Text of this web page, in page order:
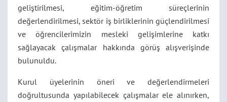
geliştirilmesi, eğitim-öğretim süreçlerinin
değerlendirilmesi, sektör iş birliklerinin güçlendirilmesi
ve öğrencilerimizin mesleki gelişimlerine katkı
sağlayacak çalışmalar hakkında görüş alışverişinde
bulunuldu.
Kurul üyelerinin öneri ve değerlendirmeleri
doğrultusunda yapılabilecek çalışmalar ele alınırken,